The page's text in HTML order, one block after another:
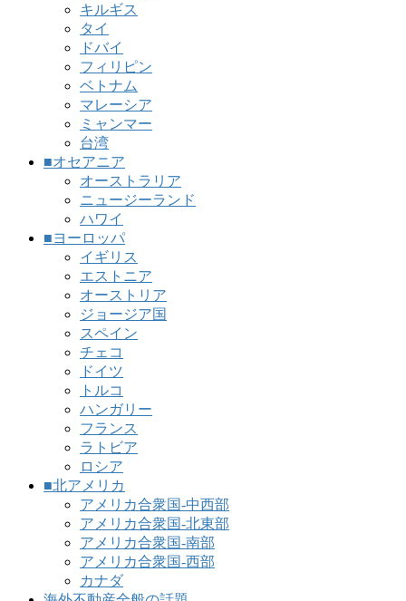
キルギス
タイ
ドバイ
フィリピン
ベトナム
マレーシア
ミャンマー
台湾
■オセアニア
オーストラリア
ニュージーランド
ハワイ
■ヨーロッパ
イギリス
エストニア
オーストリア
ジョージア国
スペイン
チェコ
ドイツ
トルコ
ハンガリー
フランス
ラトビア
ロシア
■北アメリカ
アメリカ合衆国-中西部
アメリカ合衆国-北東部
アメリカ合衆国-南部
アメリカ合衆国-西部
カナダ